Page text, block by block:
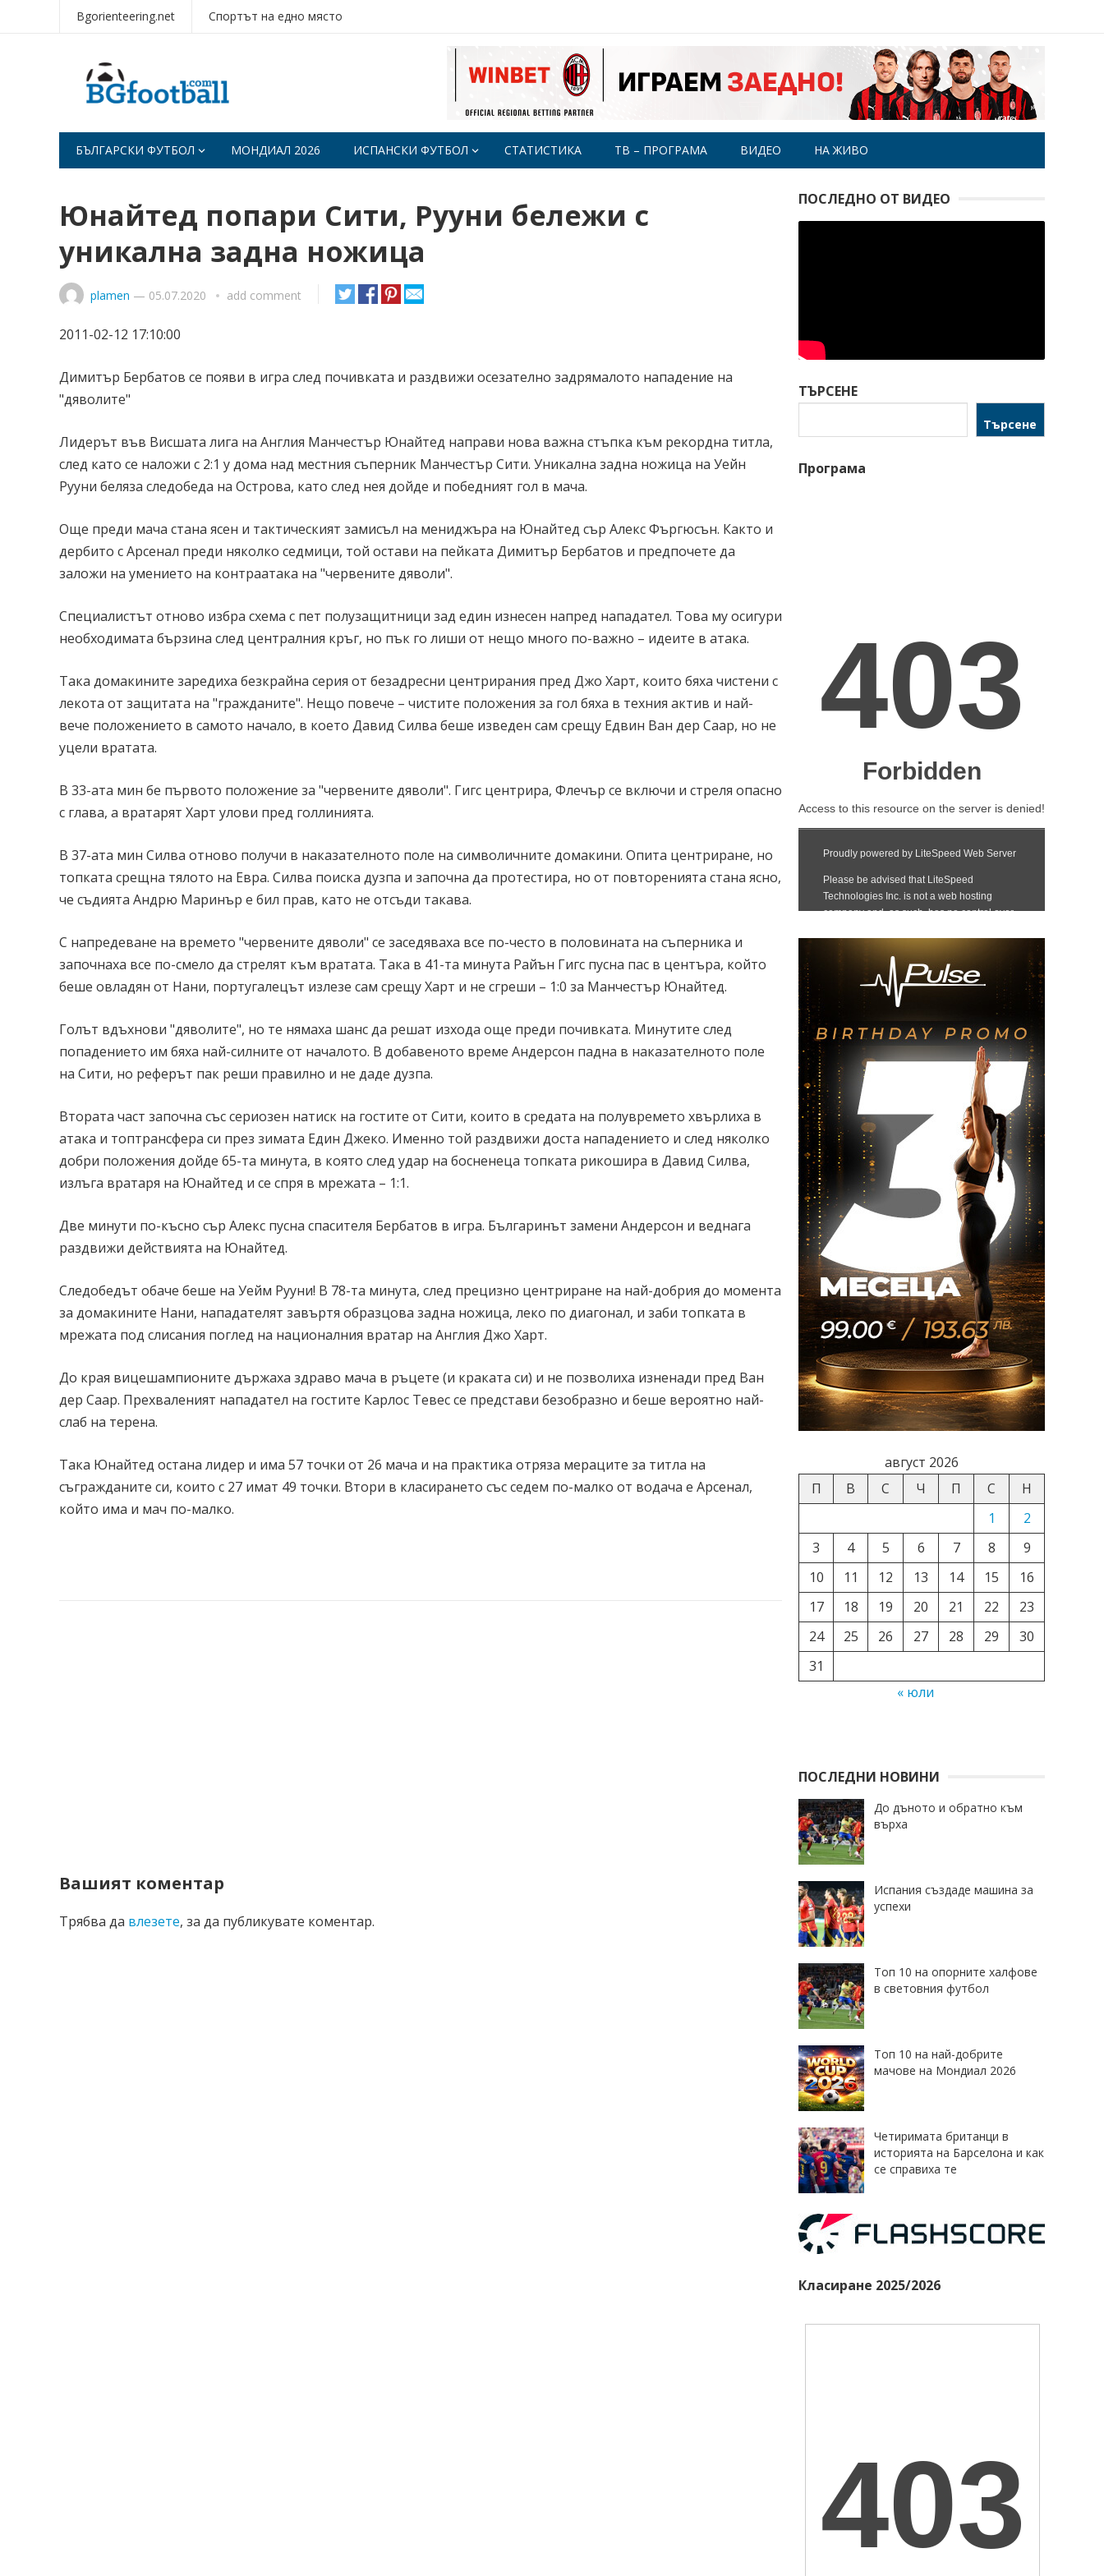
Bgorienteering.net Спортът на едно място
БЪЛГАРСКИ ФУТБОЛ МОНДИАЛ 2026 ИСПАНСКИ ФУТБОЛ СТАТИСТИКА ТВ – ПРОГРАМА ВИДЕО НА ЖИВО
Юнайтед попари Сити, Рууни бележи с
уникална задна ножица
plamen — 05.07.2020 add comment
2011-02-12 17:10:00
Димитър Бербатов се появи в игра след почивката и раздвижи осезателно задрямалото нападение на
"дяволите"
Лидерът във Висшата лига на Англия Манчестър Юнайтед направи нова важна стъпка към рекордна титла,
след като се наложи с 2:1 у дома над местния съперник Манчестър Сити. Уникална задна ножица на Уейн
Рууни беляза следобеда на Острова, като след нея дойде и победният гол в мача.
Още преди мача стана ясен и тактическият замисъл на мениджъра на Юнайтед сър Алекс Фъргюсън. Както и
дербито с Арсенал преди няколко седмици, той остави на пейката Димитър Бербатов и предпочете да
заложи на умението на контраатака на "червените дяволи".
Специалистът отново избра схема с пет полузащитници зад един изнесен напред нападател. Това му осигури
необходимата бързина след централния кръг, но пък го лиши от нещо много по-важно – идеите в атака.
Така домакините заредиха безкрайна серия от безадресни центрирания пред Джо Харт, които бяха чистени с
лекота от защитата на "гражданите". Нещо повече – чистите положения за гол бяха в техния актив и най-
вече положението в самото начало, в което Давид Силва беше изведен сам срещу Едвин Ван дер Саар, но не
уцели вратата.
В 33-ата мин бе първото положение за "червените дяволи". Гигс центрира, Флечър се включи и стреля опасно
с глава, а вратарят Харт улови пред голлинията.
В 37-ата мин Силва отново получи в наказателното поле на символичните домакини. Опита центриране, но
топката срещна тялото на Евра. Силва поиска дузпа и започна да протестира, но от повторенията стана ясно,
че съдията Андрю Маринър е бил прав, като не отсъди такава.
С напредеване на времето "червените дяволи" се заседяваха все по-често в половината на съперника и
започнаха все по-смело да стрелят към вратата. Така в 41-та минута Райън Гигс пусна пас в центъра, който
беше овладян от Нани, португалецът излезе сам срещу Харт и не сгреши – 1:0 за Манчестър Юнайтед.
Голът вдъхнови "дяволите", но те нямаха шанс да решат изхода още преди почивката. Минутите след
попадението им бяха най-силните от началото. В добавеното време Андерсон падна в наказателното поле
на Сити, но реферът пак реши правилно и не даде дузпа.
Втората част започна със сериозен натиск на гостите от Сити, които в средата на полувремето хвърлиха в
атака и топтрансфера си през зимата Един Джеко. Именно той раздвижи доста нападението и след няколко
добри положения дойде 65-та минута, в която след удар на босненеца топката рикошира в Давид Силва,
излъга вратаря на Юнайтед и се спря в мрежата – 1:1.
Две минути по-късно сър Алекс пусна спасителя Бербатов в игра. Българинът замени Андерсон и веднага
раздвижи действията на Юнайтед.
Следобедът обаче беше на Уейм Рууни! В 78-та минута, след прецизно центриране на най-добрия до момента
за домакините Нани, нападателят завъртя образцова задна ножица, леко по диагонал, и заби топката в
мрежата под слисания поглед на националния вратар на Англия Джо Харт.
До края вицешампионите държаха здраво мача в ръцете (и краката си) и не позволиха изненади пред Ван
дер Саар. Прехваленият нападател на гостите Карлос Тевес се представи безобразно и беше вероятно най-
слаб на терена.
Така Юнайтед остана лидер и има 57 точки от 26 мача и на практика отряза мераците за титла на
съгражданите си, които с 27 имат 49 точки. Втори в класирането със седем по-малко от водача е Арсенал,
който има и мач по-малко.
Вашият коментар
Трябва да влезете, за да публикувате коментар.
ПОСЛЕДНО ОТ ВИДЕО
ТЪРСЕНЕ
Търсене
Програма
август 2026
П
В С Ч П С
Н
1
2
3
4 5 6 7 8
9
10
11 12 13 14 15
16
17
18 19 20 21 22
23
24
25 26 27 28 29
30
31
« юли
ПОСЛЕДНИ НОВИНИ
До дъното и обратно към
върха
Испания създаде машина за
успехи
Топ 10 на опорните халфове
в световния футбол
Топ 10 на най-добрите
мачове на Мондиал 2026
Четиримата британци в
историята на Барселона и как
се справиха те
Класиране 2025/2026